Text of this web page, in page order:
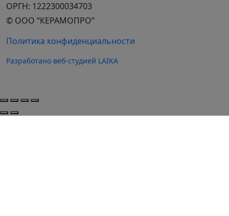
ОРГН: 1222300034703
© ООО “КЕРАМОПРО”
Политика конфиденциальности
Разработано веб-студией LAIKA